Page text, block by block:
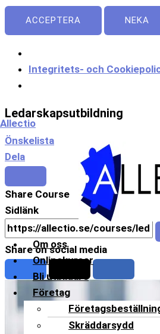
ACCEPTERA NEKA
Integritets- och
Allectio
Meny
Om oss
Onlinekurser
Bli utbildare
Företag
Skräddarsydd
Ledarskapsutbildning
Önskelista
Dela
Share Course
Sidlänk
Share on social media